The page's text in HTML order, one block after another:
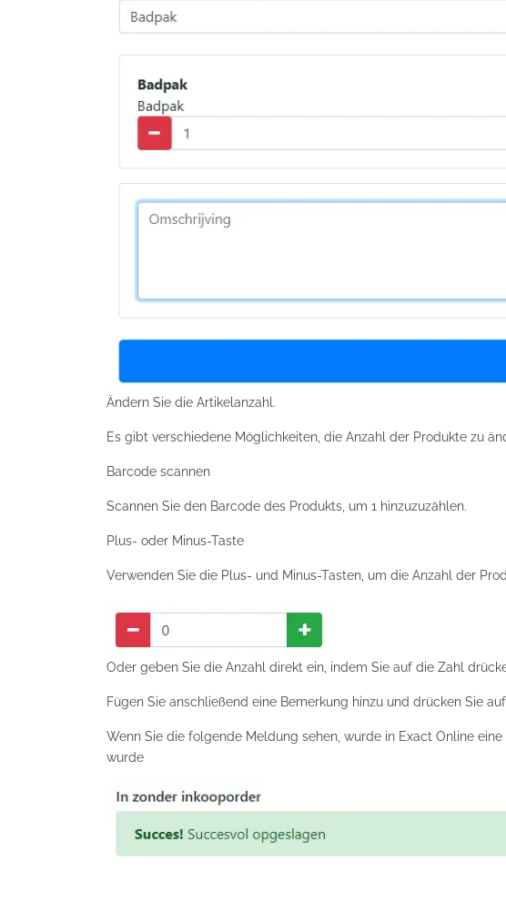
Ändern Sie die Artikelanzahl.
Es gibt verschiedene Möglichkeiten, die Anzahl der Produkte zu
Barcode scannen
Scannen Sie den Barcode des Produkts, um 1 hinzuzuzählen.
Plus- oder Minus-Taste
Verwenden Sie die Plus- und Minus-Tasten, um die Anzahl der
Oder geben Sie die Anzahl direkt ein, indem Sie auf die Zahl
Fügen Sie anschließend eine Bemerkung hinzu und drücken Sie
Wenn Sie die folgende Meldung sehen, wurde in Exact Online
wurde